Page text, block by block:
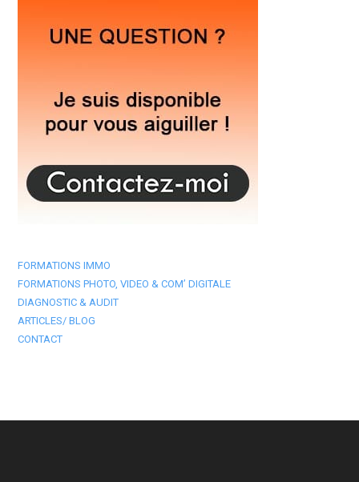
FORMATIONS IMMO
FORMATIONS PHOTO, VIDEO & COM’ DIGITALE
DIAGNOSTIC & AUDIT
ARTICLES/ BLOG
CONTACT